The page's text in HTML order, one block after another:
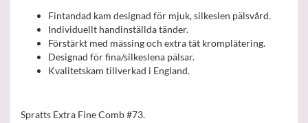
Fintandad kam designad för mjuk, silkeslen pälsvård.
Individuellt handinställda tänder.
Förstärkt med mässing och extra tät kromplätering.
Designad för fina/silkeslena pälsar.
Kvalitetskam tillverkad i England.
Spratts Extra Fine Comb #73.